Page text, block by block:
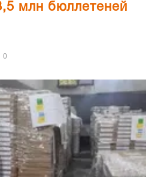
млн бюллетеней
0